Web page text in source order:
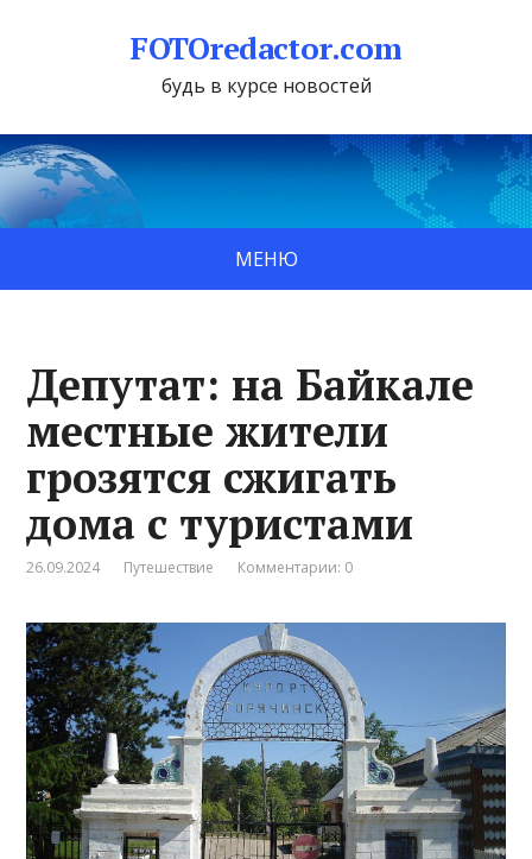
FOTOredactor.com
будь в курсе новостей
МЕНЮ
Депутат: на Байкале
местные жители
грозятся сжигать
дома с туристами
26.09.2024 Путешествие Комментарии: 0